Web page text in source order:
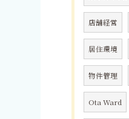
店舗経営
居住環境
物件管理
Ota Ward